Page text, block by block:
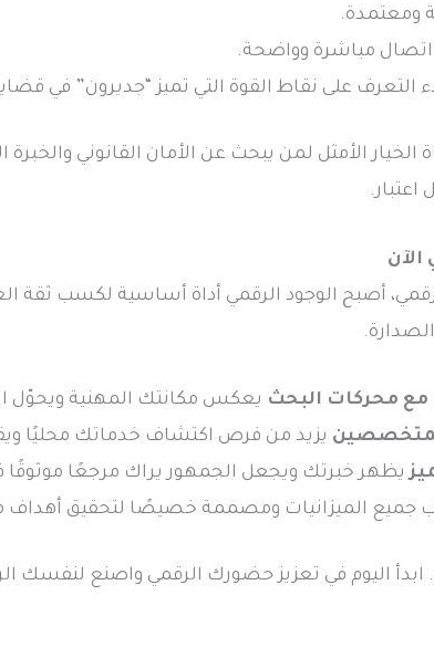
ومعتمدة.
اتصال مباشرة وواضحة.
التعرف على نقاط القوة التي تميز “جديرون” في
الأمثل لمن يبحث عن الأمان القانوني
أصبح الوجود الرقمي أداة أساسية لكسب ثقة
مع محركات البحث يعكس مكانتك المهنية ويحوّل
يزيد من فرص اكتشاف خدماتك محليًا
يظهر خبرتك ويجعل الجمهور يراك مرجعًا موثوقًا
جميع الميزانيات ومصممة خصيصًا لتحقيق أهداف
اليوم في تعزيز حضورك الرقمي واصنع لنفسك